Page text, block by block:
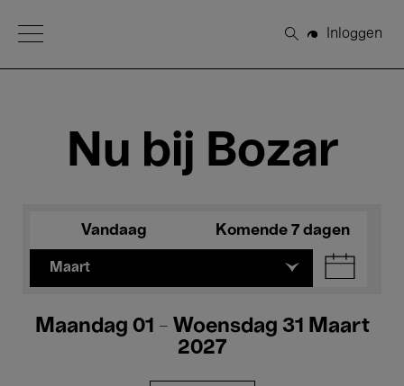
Open Menu
Zoeken
Inloggen
Nu bij Bozar
Vandaag Komende 7 dagen
Maart
Maandag 01 - Woensdag 31 Maart
2027